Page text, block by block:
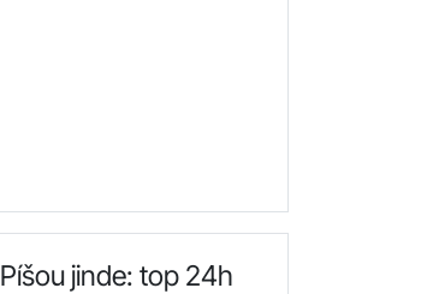
Píšou jinde: top 24h